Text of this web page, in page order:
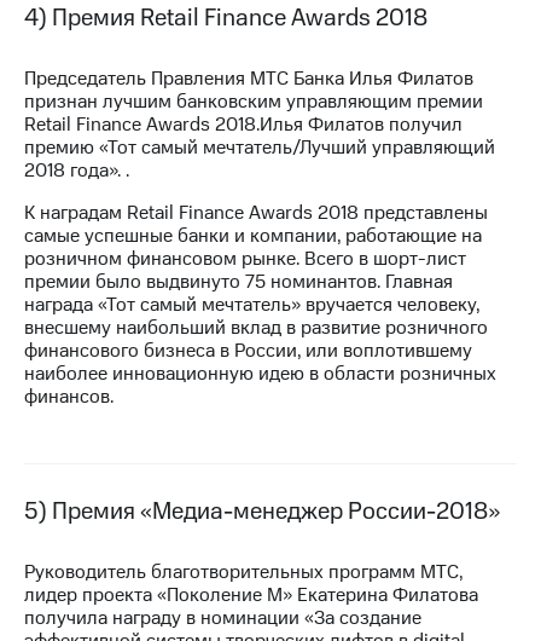
4) Премия Retail Finance Awards 2018
Председатель Правления МТС Банка Илья Филатов
признан лучшим банковским управляющим премии
Retail Finance Awards 2018.Илья Филатов получил
премию «Тот самый мечтатель/Лучший управляющий
2018 года». .
К наградам Retail Finance Awards 2018 представлены
самые успешные банки и компании, работающие на
розничном финансовом рынке. Всего в шорт-лист
премии было выдвинуто 75 номинантов. Главная
награда «Тот самый мечтатель» вручается человеку,
внесшему наибольший вклад в развитие розничного
финансового бизнеса в России, или воплотившему
наиболее инновационную идею в области розничных
финансов.
5) Премия «Медиа-менеджер России-2018»
Руководитель благотворительных программ МТС,
лидер проекта «Поколение М» Екатерина Филатова
получила награду в номинации «За создание